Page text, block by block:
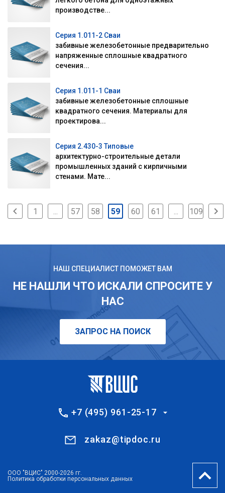
производстве...
Серия 1.011-2 Сваи
забивные железобетонные предварительно
напряженные сплошные квадратного
сечения...
Серия 1.011-1 Сваи
забивные железобетонные сплошные
квадратного сечения. Материалы для
проектирова...
Серия 2.430-3 Типовые
архитектурно-строительные детали
промышленных зданий с кирпичными
стенами. Мате...
1 57 58 59 60 61 109
НАШ СПЕЦИАЛИСТ ПОМОЖЕТ ВАМ
НЕ НАШЛИ ЧТО ИСКАЛИ СПРОСИТЕ У
НАС
ЗАПРОС НА ПОИСК
+7 (495) 961-25-17
zakaz@tipdoc.ru
ООО "ВЦИС" 2000-2026 гг.
Политика обработки персональных данных